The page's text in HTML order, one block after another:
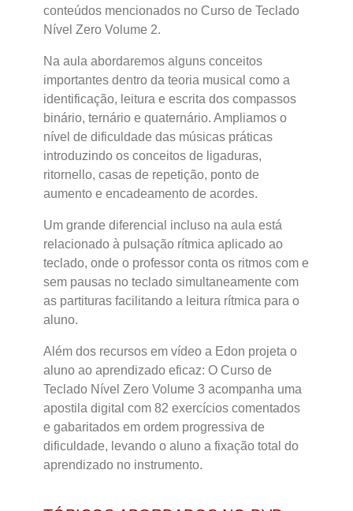
conteúdos mencionados no Curso de Teclado
Nível Zero Volume 2.
Na aula abordaremos alguns conceitos
importantes dentro da teoria musical como a
identificação, leitura e escrita dos compassos
binário, ternário e quaternário. Ampliamos o
nível de dificuldade das músicas práticas
introduzindo os conceitos de ligaduras,
ritornello, casas de repetição, ponto de
aumento e encadeamento de acordes.
Um grande diferencial incluso na aula está
relacionado à pulsação rítmica aplicado ao
teclado, onde o professor conta os ritmos com e
sem pausas no teclado simultaneamente com
as partituras facilitando a leitura rítmica para o
aluno.
Além dos recursos em vídeo a Edon projeta o
aluno ao aprendizado eficaz: O Curso de
Teclado Nível Zero Volume 3 acompanha uma
apostila digital com 82 exercícios comentados
e gabaritados em ordem progressiva de
dificuldade, levando o aluno a fixação total do
aprendizado no instrumento.